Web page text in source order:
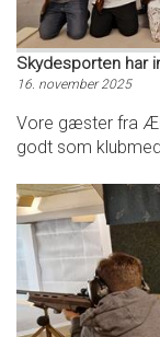
Skydesporten har
16. november 2025
Vore gæster fra
godt som